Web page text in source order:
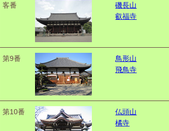
客番
磯長山
叡福寺
第9番
鳥形山
飛鳥寺
第10番
仏頭山
橘寺